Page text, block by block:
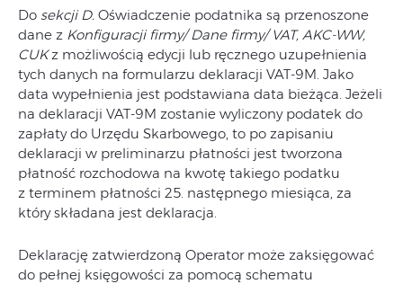
Do sekcji D. Oświadczenie podatnika są przenoszone
dane z Konfiguracji firmy/ Dane firmy/ VAT, AKC-WW,
CUKz możliwością edycji lub ręcznego uzupełnienia
tych danych na formularzu deklaracji VAT-9M. Jako
data wypełnienia jest podstawiana data bieżąca. Jeżeli
na deklaracji VAT‑9M zostanie wyliczony podatek do
zapłaty do Urzędu Skarbowego, to po zapisaniu
deklaracji w preliminarzu płatności jest tworzona
płatność rozchodowa na kwotę takiego podatku
z terminem płatności 25. następnego miesiąca, za
który składana jest deklaracja.
Deklarację zatwierdzoną Operator może zaksięgować
do pełnej księgowości za pomocą schematu